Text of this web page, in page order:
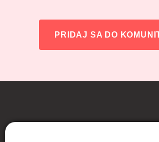
PRIDAJ SA DO